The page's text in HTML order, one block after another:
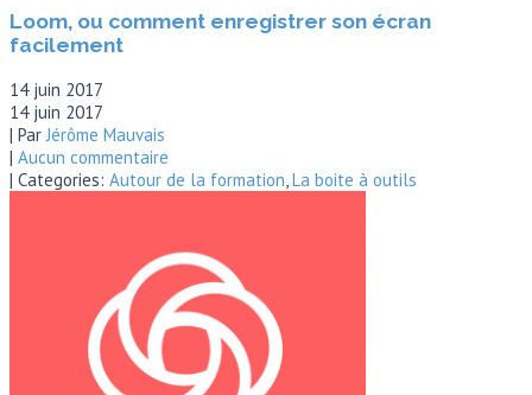
Loom, ou comment enregistrer son écran
facilement
14 juin 2017
14 juin 2017
| Par Jérôme Mauvais
| Aucun commentaire
| Categories: Autour de la formation La boite à outils